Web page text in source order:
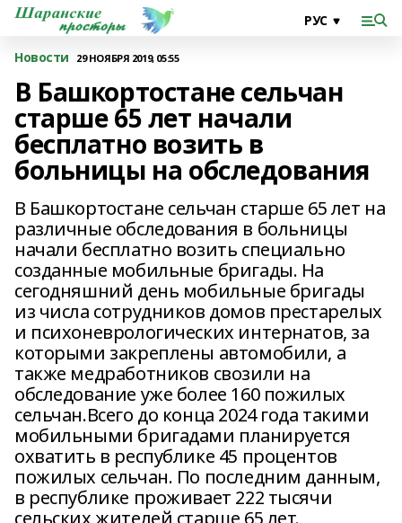
Новости 29 НОЯБРЯ 2019, 05:55
В Башкортостане сельчан
старше 65 лет начали
бесплатно возить в
больницы на обследования
В Башкортостане сельчан старше 65 лет на
различные обследования в больницы
начали бесплатно возить специально
созданные мобильные бригады. На
сегодняшний день мобильные бригады
из числа сотрудников домов престарелых
и психоневрологических интернатов, за
которыми закреплены автомобили, а
также медработников свозили на
обследование уже более 160 пожилых
сельчан.Всего до конца 2024 года такими
мобильными бригадами планируется
охватить в республике 45 процентов
пожилых сельчан. По последним данным,
в республике проживает 222 тысячи
сельских жителей старше 65 лет.